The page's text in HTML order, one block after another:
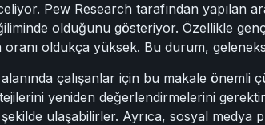
Pew Research tarafından yapılan
olduğunu gösteriyor. Özellikle
oranı oldukça yüksek. Bu durum,
çalışanlar için bu makale
yeniden değerlendirmelerini
ulaşabilirler. Ayrıca, sosyal medya